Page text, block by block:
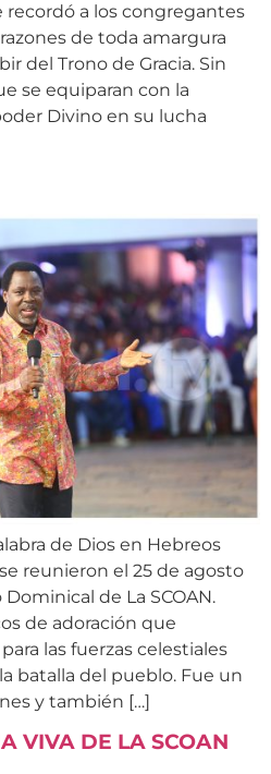
a los congregantes
de toda amargura
del Trono de Gracia. Sin
se equiparan con la
Divino en su lucha
de Dios en Hebreos
reunieron el 25 de agosto
de La SCOAN.
de adoración que
las fuerzas celestiales
batalla del pueblo. Fue un
y también […]
VIVA DE LA SCOAN